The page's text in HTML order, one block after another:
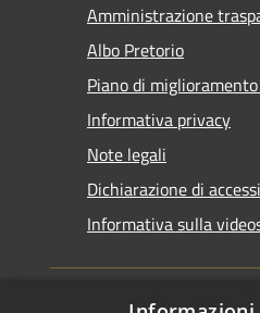
Amministrazione
Albo Pretorio
Piano di
Informativa privacy
Note legali
Dichiarazione di
Informativa sulla